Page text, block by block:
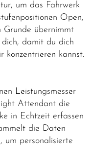
um das Fahrwerk
Open,
Grunde übernimmt
damit du dich
kannst.
Leistungsmesser
Attendant die
in Echtzeit erfassen
die Daten
um personalisierte